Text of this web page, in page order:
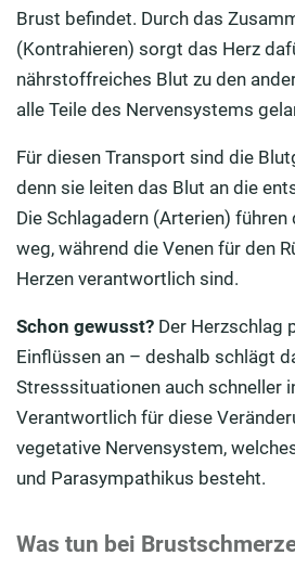
Brust befindet. Durch das
(Kontrahieren) sorgt das Herz
nährstoffreiches Blut zu den
alle Teile des Nervensystems
Für diesen Transport sind die
denn sie leiten das Blut an die
Die Schlagadern (Arterien)
weg, während die Venen für den
Herzen verantwortlich sind.
Schon gewusst? Der Herzschlag
Einflüssen an – deshalb schlägt
Stresssituationen auch schneller
Verantwortlich für diese
vegetative Nervensystem,
und Parasympathikus besteht.
Was tun bei